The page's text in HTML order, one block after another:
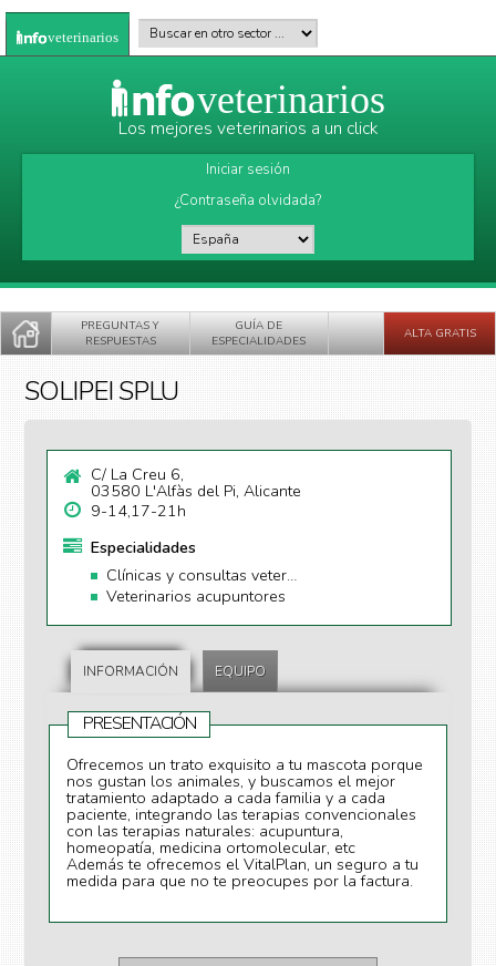
Pasar al contenido principal
veterinarios Buscar en otro sector
veterinarios
Los mejores veterinarios a un click
Iniciar sesión
¿Contraseña olvidada?
PREGUNTAS Y
RESPUESTAS
GUÍA DE
ESPECIALIDADES
ALTA GRATIS
SOLIPEI SPLU
C/ La Creu 6,
03580 L'Alfàs del Pi, Alicante
9-14,17-21h
Especialidades
Clínicas y consultas veterinarias
Veterinarios acupuntores
INFORMACIÓN EQUIPO
PRESENTACIÓN
Ofrecemos un trato exquisito a tu mascota porque
nos gustan los animales, y buscamos el mejor
tratamiento adaptado a cada familia y a cada
paciente, integrando las terapias convencionales
con las terapias naturales: acupuntura,
homeopatía, medicina ortomolecular, etc
Además te ofrecemos el VitalPlan, un seguro a tu
medida para que no te preocupes por la factura.